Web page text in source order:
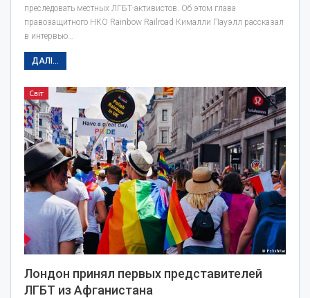
преследовать местных ЛГБТ-активистов. Об этом глава
правозащитного НКО Rainbow Railroad Кималли Пауэлл рассказал
в интервью…
ДАЛІ...
Світ
Лондон принял первых представителей
ЛГБТ из Афганистана